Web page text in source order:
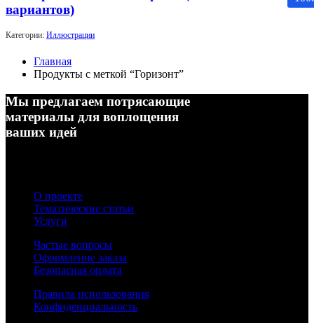
вариантов)
Категории: Иллюстрации
Главная
Продукты с меткой “Горизонт”
Мы предлагаем потрясающие
материалы для воплощения
ваших идей
О проекте
Тематические статьи
Услуги
Частые вопросы
Оформление заказа
Безопасная оплата
Правила использования
Конфиденциальность